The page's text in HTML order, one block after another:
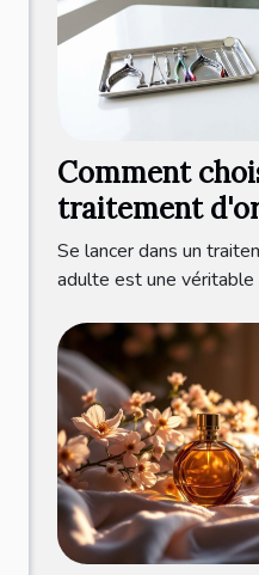
Comment
traitement
adultes ?
Se lancer dans un
adulte est une véritable